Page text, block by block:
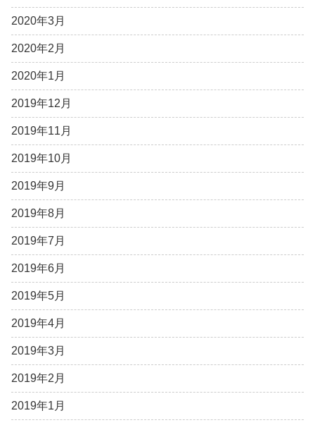
2020年3月
2020年2月
2020年1月
2019年12月
2019年11月
2019年10月
2019年9月
2019年8月
2019年7月
2019年6月
2019年5月
2019年4月
2019年3月
2019年2月
2019年1月